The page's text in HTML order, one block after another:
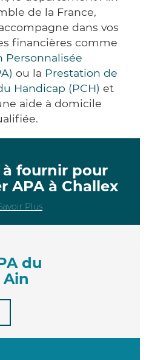
de la France,
dans vos
financières comme
Personnalisée
ou la Prestation de
Handicap (PCH) et
aide à domicile
à fournir pour
APA à Challex
Plus
du